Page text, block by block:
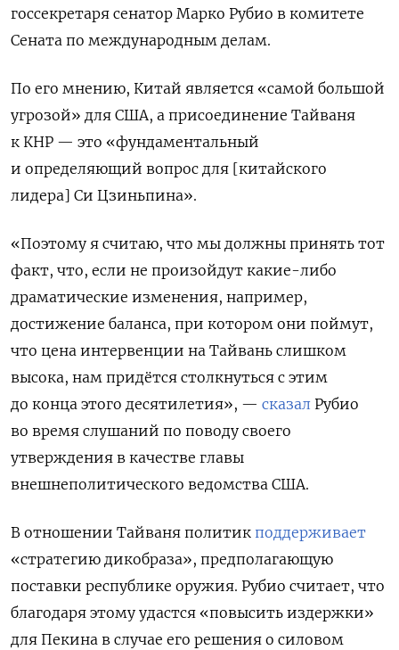
госсекретаря сенатор Марко Рубио в комитете
Сената по международным делам.
По его мнению, Китай является «самой большой
угрозой» для США, а присоединение Тайваня
к КНР — это «фундаментальный
и определяющий вопрос для [китайского
лидера] Си Цзиньпина».
«Поэтому я считаю, что мы должны принять тот
факт, что, если не произойдут какие-либо
драматические изменения, например,
достижение баланса, при котором они поймут,
что цена интервенции на Тайвань слишком
высока, нам придётся столкнуться с этим
до конца этого десятилетия», — сказал Рубио
во время слушаний по поводу своего
утверждения в качестве главы
внешнеполитического ведомства США.
В отношении Тайваня политик поддерживает
«стратегию дикобраза», предполагающую
поставки республике оружия. Рубио считает, что
благодаря этому удастся «повысить издержки»
для Пекина в случае его решения о силовом